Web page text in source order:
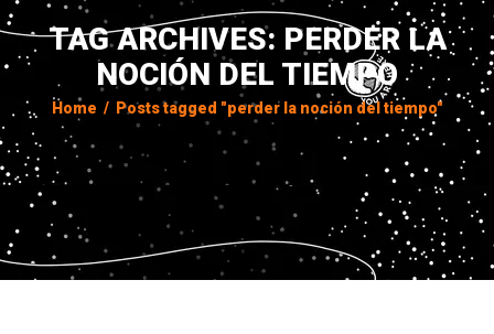
TAG ARCHIVES: PERDER LA
NOCIÓN DEL TIEMPO
Home / Posts tagged "perder la noción del tiempo"